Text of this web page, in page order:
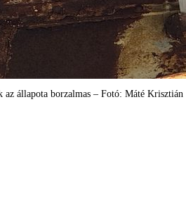
az állapota borzalmas – Fotó: Máté Krisztián